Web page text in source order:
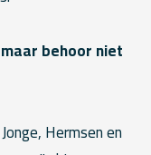
behoor niet
Hermsen en